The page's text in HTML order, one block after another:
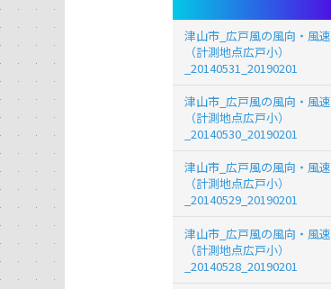
津山市_広戸風の風向・風速
（計測地点広戸小）
_20140531_20190201
津山市_広戸風の風向・風速
（計測地点広戸小）
_20140530_20190201
津山市_広戸風の風向・風速
（計測地点広戸小）
_20140529_20190201
津山市_広戸風の風向・風速
（計測地点広戸小）
_20140528_20190201